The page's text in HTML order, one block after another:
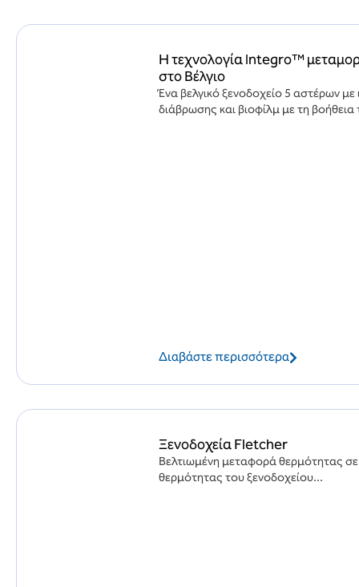
Η τεχνολογία Integro™
στο Βέλγιο
Ένα βελγικό ξενοδοχείο 5 αστέρων
διάβρωσης και βιοφίλμ με τη
Διαβάστε περισσότερα
Ξενοδοχεία Fletcher
Βελτιωμένη μεταφορά θερμότητας
θερμότητας του ξενοδοχείου...